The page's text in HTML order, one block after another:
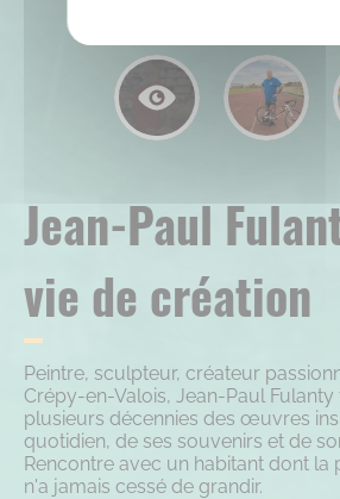
Jean-Paul
vie de création
Peintre, sculpteur, créateur
Crépy-en-Valois, Jean-Paul
plusieurs décennies des œuvres
quotidien, de ses souvenirs et de
Rencontre avec un habitant dont la
n'a jamais cessé de grandir.